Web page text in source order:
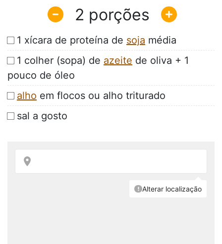
2
1 xícara de proteína de soja média
1 colher (sopa) de azeite de oliva + 1
pouco de óleo
alho em flocos ou alho triturado
sal a gosto